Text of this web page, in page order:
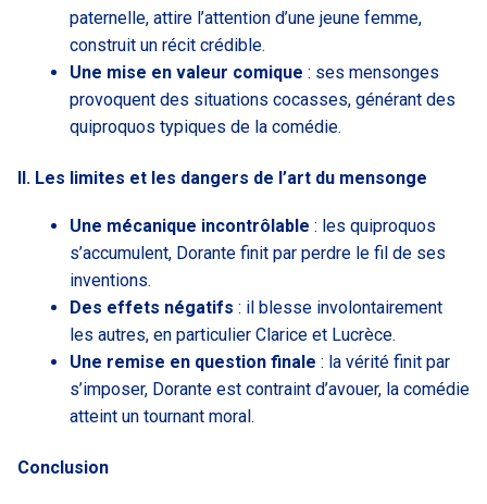
paternelle, attire l’attention d’une jeune femme,
construit un récit crédible.
Une mise en valeur comique : ses mensonges
provoquent des situations cocasses, générant des
quiproquos typiques de la comédie.
II. Les limites et les dangers de l’art du mensonge
Une mécanique incontrôlable : les quiproquos
s’accumulent, Dorante finit par perdre le fil de ses
inventions.
Des effets négatifs : il blesse involontairement
les autres, en particulier Clarice et Lucrèce.
Une remise en question finale : la vérité finit par
s’imposer, Dorante est contraint d’avouer, la comédie
atteint un tournant moral.
Conclusion